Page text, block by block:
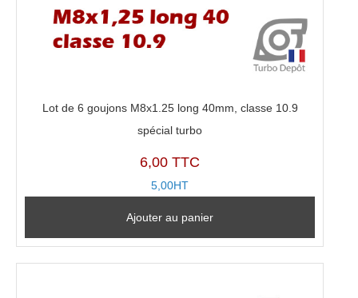
Lot de 6 goujons M8x1.25 long 40mm, classe 10.9
spécial turbo
6,00 TTC
5,00HT
Ajouter au panier